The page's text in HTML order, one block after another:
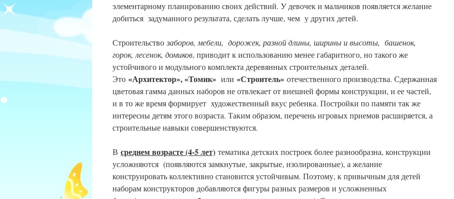
элементарному планированию своих действий. У девочек и мальчиков появляется желание
добиться задуманного результата, сделать лучше, чем у других детей.
Строительство заборов, мебели, дорожек, разной длины, ширины и высоты, башенок,
горок, лесенок, домиков, приводит к использованию менее габаритного, но такого же
устойчивого и модульного комплекта деревянных строительных деталей.
Это «Архитектор», «Томик» или «Строитель» отечественного производства. Сдержанная
цветовая гамма данных наборов не отвлекает от внешней формы конструкции, и ее частей,
и в то же время формирует художественный вкус ребенка. Постройки по памяти так же
интересны детям этого возраста. Таким образом, перечень игровых приемов расширяется, а
строительные навыки совершенствуются.
В среднем возрасте (4-5 лет) тематика детских построек более разнообразна, конструкции
усложняются (появляются замкнутые, закрытые, изолированные), а желание
конструировать коллективно становится устойчивым. Поэтому, к привычным для детей
наборам конструкторов добавляются фигуры разных размеров и усложненных